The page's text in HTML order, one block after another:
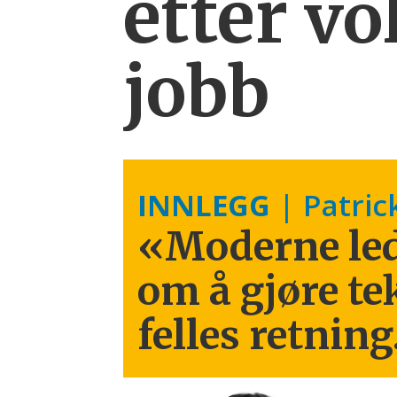
etter
jobb
INNLEGG |
«Moderne
om å gjøre
felles